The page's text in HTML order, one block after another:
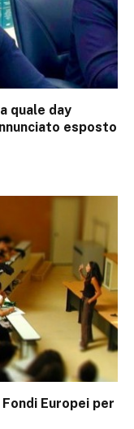
quale day
esposto
Europei per